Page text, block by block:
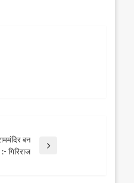
बन
:- गिरिराज